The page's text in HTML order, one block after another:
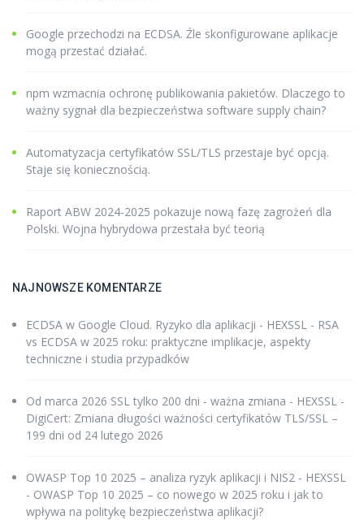
Google przechodzi na ECDSA. Źle skonfigurowane aplikacje
mogą przestać działać.
npm wzmacnia ochronę publikowania pakietów. Dlaczego to
ważny sygnał dla bezpieczeństwa software supply chain?
Automatyzacja certyfikatów SSL/TLS przestaje być opcją.
Staje się koniecznością.
Raport ABW 2024-2025 pokazuje nową fazę zagrożeń dla
Polski. Wojna hybrydowa przestała być teorią
NAJNOWSZE KOMENTARZE
ECDSA w Google Cloud. Ryzyko dla aplikacji - HEXSSL - RSA
vs ECDSA w 2025 roku: praktyczne implikacje, aspekty
techniczne i studia przypadków
Od marca 2026 SSL tylko 200 dni - ważna zmiana - HEXSSL -
DigiCert: Zmiana długości ważności certyfikatów TLS/SSL –
199 dni od 24 lutego 2026
OWASP Top 10 2025 – analiza ryzyk aplikacji i NIS2 - HEXSSL
- OWASP Top 10 2025 – co nowego w 2025 roku i jak to
wpływa na politykę bezpieczeństwa aplikacji?